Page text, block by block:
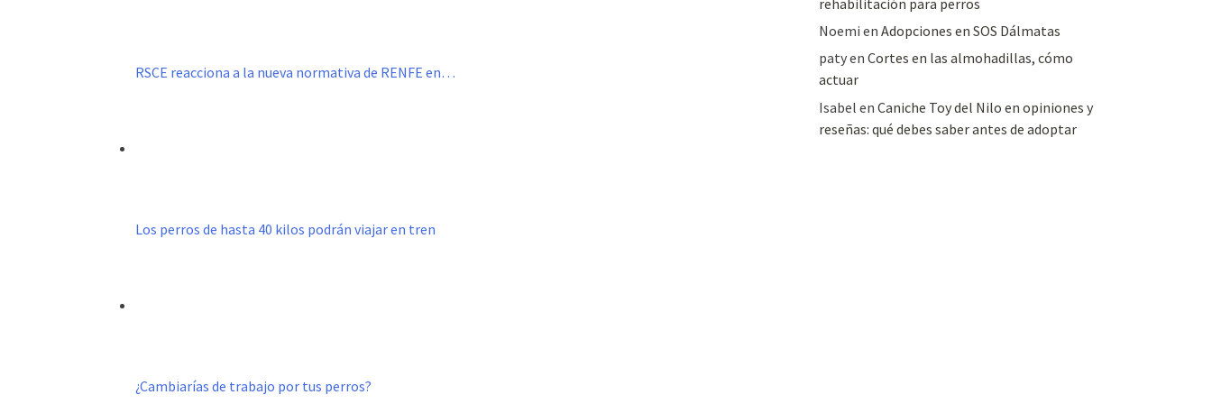
RSCE reacciona a la nueva normativa de RENFE en…
Los perros de hasta 40 kilos podrán viajar en tren
¿Cambiarías de trabajo por tus perros?
Noemi en Adopciones en SOS Dálmatas
patyen Cortes en las almohadillas, cómo
actuar
Isabel en Caniche Toy del Nilo en opiniones y
reseñas: qué debes saber antes de adoptar